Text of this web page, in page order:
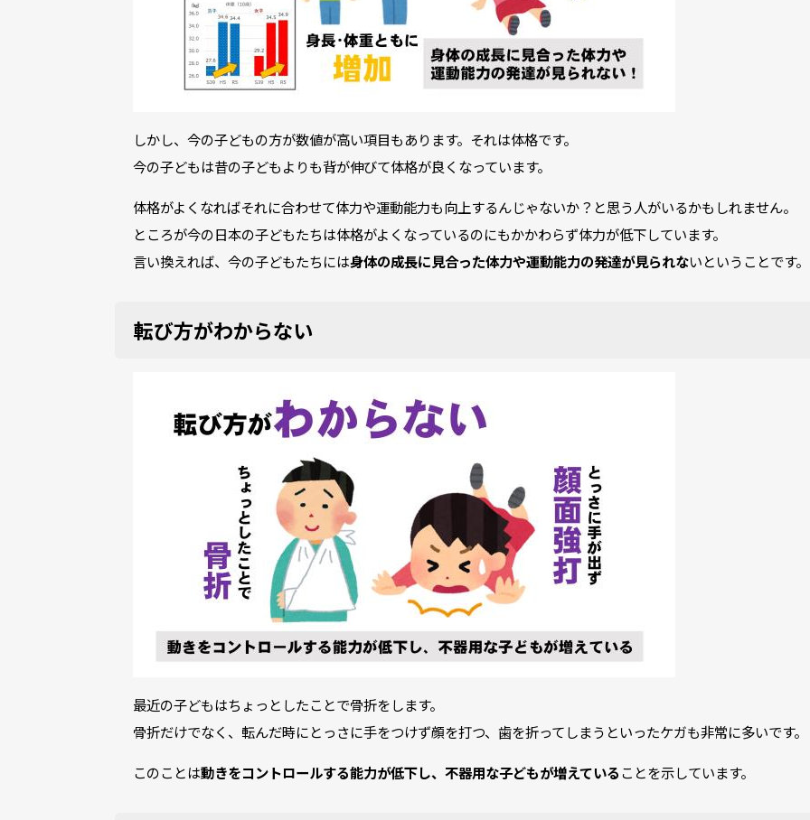
しかし、今の子どもの方が数値が高い項目もあります。それは体格です。
今の子どもは昔の子どもよりも背が伸びて体格が良くなっています。
体格がよくなればそれに合わせて体力や運動能力も向上するんじゃないか？と思う人がいるかもしれません。
ところが今の日本の子どもたちは体格がよくなっているのにもかかわらず体力が低下しています。
言い換えれば、今の子どもたちには身体の成長に見合った体力や運動能力の発達が見られないということです。
転び方がわからない
最近の子どもはちょっとしたことで骨折をします。
骨折だけでなく、転んだ時にとっさに手をつけず顔を打つ、歯を折ってしまうといったケガも非常に多いです。
このことは動きをコントロールする能力が低下し、不器用な子どもが増えていることを示しています。